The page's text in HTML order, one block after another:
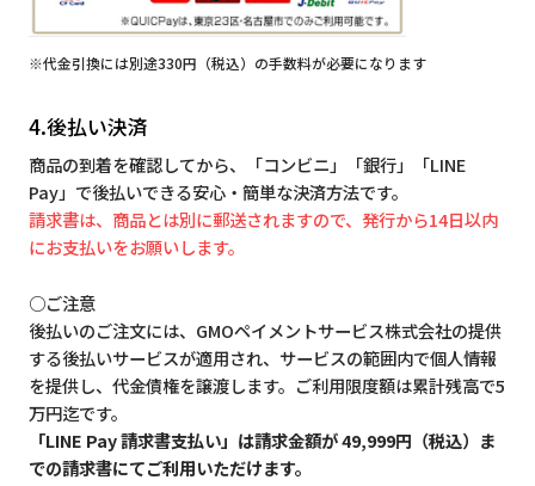
※代金引換には別途330円（税込）の手数料が必要になります
4.後払い決済
商品の到着を確認してから、「コンビニ」「銀行」「LINE
Pay」で後払いできる安心・簡単な決済方法です。
請求書は、商品とは別に郵送されますので、発行から14日以内
にお支払いをお願いします。
○ご注意
後払いのご注文には、GMOペイメントサービス株式会社の提供
する後払いサービスが適用され、サービスの範囲内で個人情報
を提供し、代金債権を譲渡します。ご利用限度額は累計残高で5
万円迄です。
「LINE Pay 請求書支払い」は請求金額が 49,999円（税込）ま
での請求書にてご利用いただけます。